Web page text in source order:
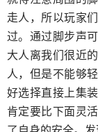
走人，所以玩家
过。通过脚步声
大人离我们很近
人，但是不能够
好选择直接上集
肯定要比下面灵